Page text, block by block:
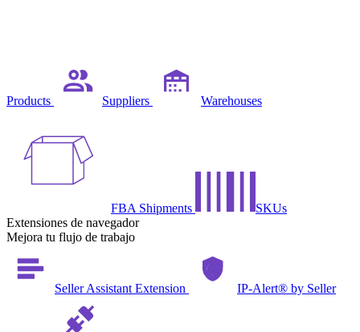
Products Suppliers Warehouses
FBA Shipments
SKUs
Extensiones de navegador
Mejora tu flujo de trabajo
Seller Assistant Extension IP-Alert® by Seller